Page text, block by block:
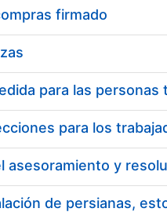
firmado
de persianas,